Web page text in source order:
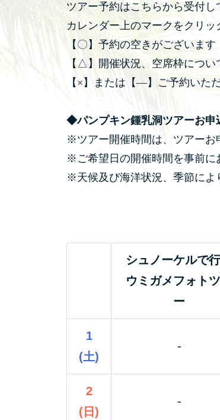
ツアー予約はこちらから受付し
カレンダー上のマークをクリッ
【〇】予約の空きがございます
【△】開催状況、空席枠につ
【×】または【―】ご予約いた
◆パンプキン鍾乳洞ツアーお申
※ツアー開催時間は、ツアーお
※ご希望日の開催時間を事前に
※天候及び海洋状況、季節によ
シュノーケルで行
ウミガメフォト
ー
1
(土)
-
2
(日)
-